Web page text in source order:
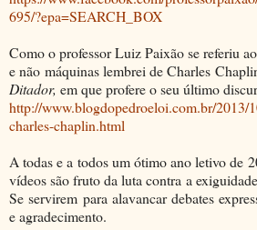
695/?epa=SEARCH_BOX
Como o professor Luiz Paixão se referiu
e não máquinas lembrei de Charles
Ditador, em que profere o seu último
http://www.blogdopedroeloi.com.br/2013/
charles-chaplin.html
A todas e a todos um ótimo ano letivo de
vídeos são fruto da luta contra a
Se servirem para alavancar debates
e agradecimento.